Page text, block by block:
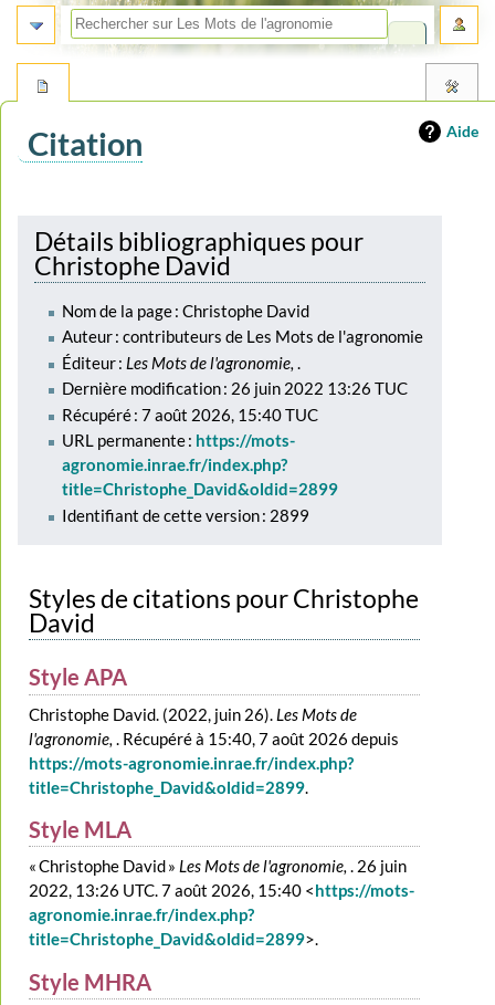
Aide
Citation
navigation
recherche
Détails bibliographiques pour
Christophe David
Nom de la page : Christophe David
Auteur : contributeurs de Les Mots de l'agronomie
Éditeur : Les Mots de l'agronomie, .
Dernière modification : 26 juin 2022 13:26 TUC
Récupéré : 7 août 2026, 15:40 TUC
URL permanente : https://mots-
agronomie.inrae.fr/index.php?
title=Christophe_David&oldid=2899
Identifiant de cette version : 2899
Styles de citations pour Christophe
David
Style APA
Christophe David. (2022, juin 26). Les Mots de
l'agronomie,. Récupéré à 15:40, 7 août 2026 depuis
https://mots-agronomie.inrae.fr/index.php?
title=Christophe_David&oldid=2899.
Style MLA
« Christophe David » Les Mots de l'agronomie,. 26 juin
2022, 13:26 UTC. 7 août 2026, 15:40 <https://mots-
agronomie.inrae.fr/index.php?
title=Christophe_David&oldid=2899>.
Style MHRA